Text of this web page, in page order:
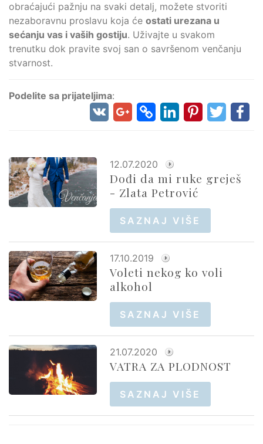
obraćajući pažnju na svaki detalj, možete stvoriti
nezaboravnu proslavu koja će ostati urezana u
sećanju vas i vaših gostiju. Uživajte u svakom
trenutku dok pravite svoj san o savršenom venčanju
stvarnost.
Podelite sa prijateljima:
12.07.2020
Dođi da mi ruke greješ
- Zlata Petrović
SAZNAJ VIŠE
17.10.2019
Voleti nekog ko voli
alkohol
SAZNAJ VIŠE
21.07.2020
VATRA ZA PLODNOST
SAZNAJ VIŠE